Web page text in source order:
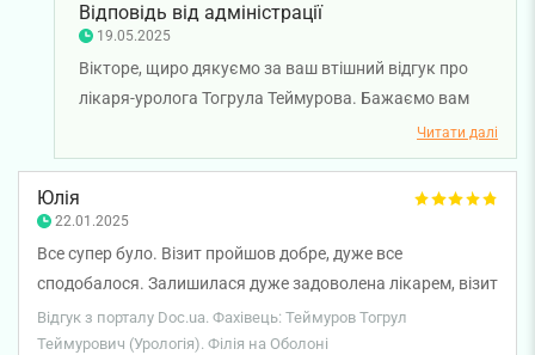
Відповідь від адміністрації
19.05.2025
Вікторе, щиро дякуємо за ваш втішний відгук про
лікаря-уролога Тогрула Теймурова. Бажаємо вам
Читати далі
Юлія
22.01.2025
Все супер було. Візит пройшов добре, дуже все
сподобалося. Залишилася дуже задоволена лікарем, візит
пройшов доволі швидко, мені допомогли. Все дійсно було
класно.
Відгук з порталу Doc.ua. Фахівець: Теймуров Тогрул
Теймурович (Урологія). Філія на Оболоні